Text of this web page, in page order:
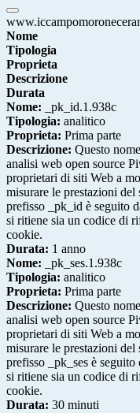
Nome
Tipologia
Proprieta
Descrizione
Durata
Nome: _pk_id.1.938c
Tipologia: analitico
Proprieta: Prima parte
Descrizione: Questo
analisi web open source
proprietari di siti Web a
misurare le prestazioni
prefisso _pk_id è seguito
si ritiene sia un codice di
cookie.
Durata: 1 anno
Nome: _pk_ses.1.938c
Tipologia: analitico
Proprieta: Prima parte
Descrizione: Questo
analisi web open source
proprietari di siti Web a
misurare le prestazioni
prefisso _pk_ses è
si ritiene sia un codice di
cookie.
Durata: 30 minuti